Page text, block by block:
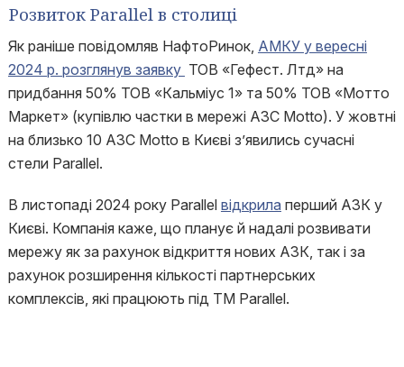
Розвиток Parallel в столиці
Як раніше повідомляв НафтоРинок, АМКУ у вересні
2024 р. розглянув заявку ТОВ «Гефест. Лтд» на
придбання 50% ТОВ «Кальміус 1» та 50% ТОВ «Мотто
Маркет» (купівлю частки в мережі АЗС Motto). У жовтні
на близько 10 АЗС Motto в Києві з’явились сучасні
стели Parallel.
В листопаді 2024 року Parallel відкрила перший АЗК у
Києві. Компанія каже, що планує й надалі розвивати
мережу як за рахунок відкриття нових АЗК, так і за
рахунок розширення кількості партнерських
комплексів, які працюють під ТМ Parallel.